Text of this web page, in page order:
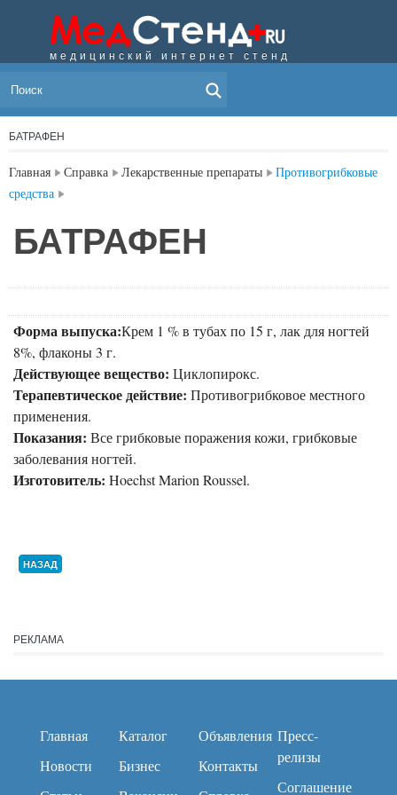
медицинский интернет стенд
БАТРАФЕН
Главная Справка Лекарственные препараты
Противогрибковые
средства
БАТРАФЕН
Форма выпуска:Крем 1 % в тубах по 15 г, лак для ногтей
8%, флаконы 3 г.
Действующее вещество: Циклопирокс.
Терапевтическое действие: Противогрибковое местного
применения.
Показания: Все грибковые поражения кожи, грибковые
заболевания ногтей.
Изготовитель: Hoechst Marion Roussel.
НАЗАД
РЕКЛАМА
Главная
Новости
Каталог
Бизнес
Объявления
Контакты
Пресс-
релизы
Соглашение